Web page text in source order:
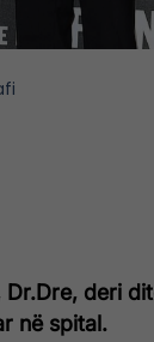
deri
në spital.